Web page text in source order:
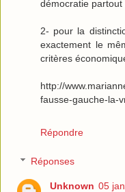
démocratie partout
2- pour la
exactement le
critères
http://
fausse-gauche-la-
Répondre
Réponses
Unknown 05